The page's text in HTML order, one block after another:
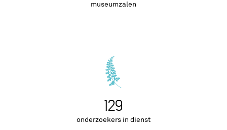
museumzalen
129
onderzoekers in dienst